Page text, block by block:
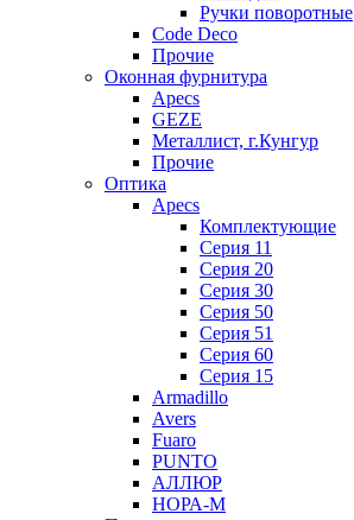
Ручки поворотные
Code Deco
Прочие
Оконная фурнитура
Apecs
GEZE
Металлист, г.Кунгур
Прочие
Оптика
Apecs
Комплектующие
Серия 11
Серия 20
Серия 30
Серия 50
Серия 51
Серия 60
Серия 15
Armadillo
Avers
Fuaro
PUNTO
АЛЛЮР
НОРА-М